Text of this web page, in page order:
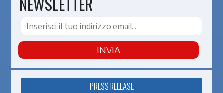
INVIA
PRESS RELEASE